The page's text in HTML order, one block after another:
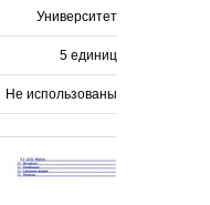
Университет
5 единиц
Не использованы